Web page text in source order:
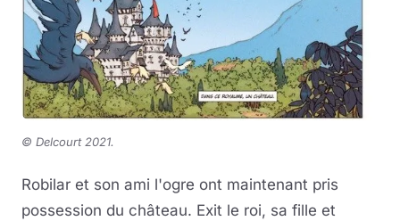
© Delcourt 2021.
Robilar et son ami l'ogre ont maintenant pris
possession du château. Exit le roi, sa fille et